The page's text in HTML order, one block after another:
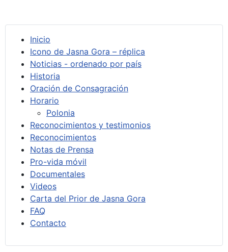
Inicio
Icono de Jasna Gora – réplica
Noticias - ordenado por país
Historia
Oración de Consagración
Horario
Polonia
Reconocimientos y testimonios
Reconocimientos
Notas de Prensa
Pro-vida móvil
Documentales
Videos
Carta del Prior de Jasna Gora
FAQ
Contacto